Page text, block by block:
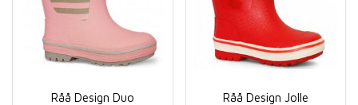
Råå Design Duo
Råå Design Jolle